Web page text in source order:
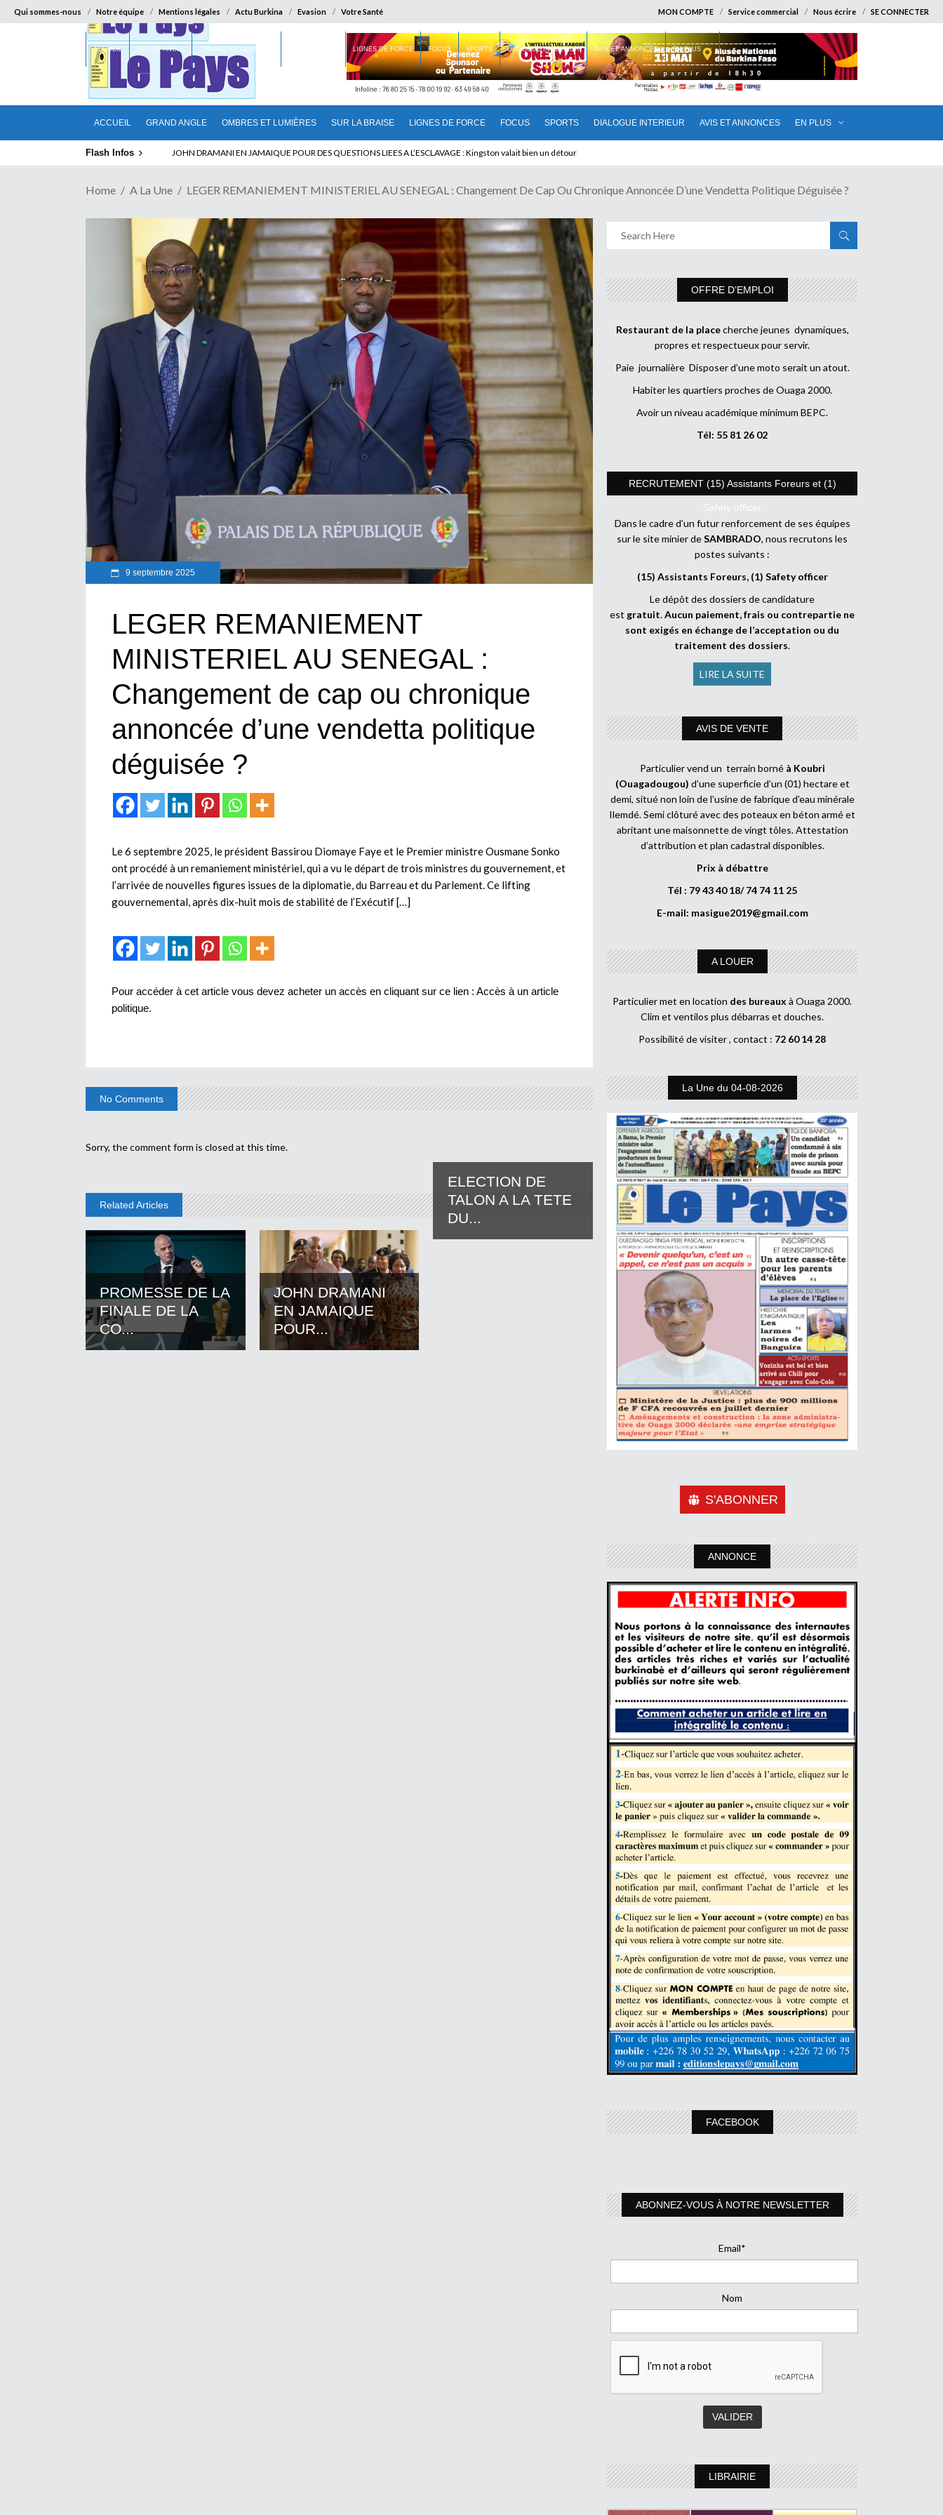
Qui sommes-nous Notre équipe Mentions légales Actu Burkina Evasion Votre Santé MON COMPTE Service commercial Nous écrire SE CONNECTER
ACCUEIL GRAND ANGLE OMBRES ET LUMIÈRES SUR LA BRAISE LIGNES DE FORCE FOCUS SPORTS DIALOGUE INTERIEUR AVIS ET ANNONCES EN PLUS
ACCUEIL GRAND ANGLE OMBRES ET LUMIÈRES LIGNES DE FORCE FOCUS SPORTS DIALOGUE INTERIEUR AVIS ET ANNONCES EN PLUS
Flash Infos ELECTION DE TALON A LA TETE DU SENAT BENINOIS : Quand Patrice quitte le pouvoir sans partir !
Home A La Une LEGER REMANIEMENT MINISTERIEL AU SENEGAL : Changement De Cap Ou Chronique Annoncée D’une Vendetta Politique Déguisée ?
9 septembre 2025
LEGER REMANIEMENT
MINISTERIEL AU SENEGAL :
Changement de cap ou chronique
annoncée d’une vendetta politique
déguisée ?
Le 6 septembre 2025, le président Bassirou Diomaye Faye et le Premier ministre Ousmane Sonko
ont procédé à un remaniement ministériel, qui a vu le départ de trois ministres du gouvernement, et
l’arrivée de nouvelles figures issues de la diplomatie, du Barreau et du Parlement. Ce lifting
gouvernemental, après dix-huit mois de stabilité de l’Exécutif […]
Pour accéder à cet article vous devez acheter un accès en cliquant sur ce lien : Accès à un article
politique.
No Comments
Sorry, the comment form is closed at this time.
Related Articles
PROMESSE DE LA
FINALE DE LA
CO...
JOHN DRAMANI
EN JAMAIQUE
POUR...
ELECTION DE
TALON A LA TETE
DU...
OFFRE D’EMPLOI
Restaurant de la placecherche jeunes dynamiques,
propres et respectueux pour servir.
Paie journalière Disposer d’une moto serait un atout.
Habiter les quartiers proches de Ouaga 2000.
Avoir un niveau académique minimum BEPC.
Tél: 55 81 26 02
RECRUTEMENT (15) Assistants Foreurs et (1)
Safety officer
Dans le cadre d’un futur renforcement de ses équipes
sur le site minier deSAMBRADO, nous recrutons les
postes suivants :
(15) Assistants Foreurs, (1) Safety officer
Le dépôt des dossiers de candidature
est gratuit.Aucun paiement, frais ou contrepartie ne
sont exigés en échange de l’acceptation ou du
traitement des dossiers.
LIRE LA SUITE
AVIS DE VENTE
Particulier vend un terrain borné à Koubri
(Ouagadougou) d’une superficie d’un (01) hectare et
demi, situé non loin de l’usine de fabrique d’eau minérale
Ilemdé. Semi clôturé avec des poteaux en béton armé et
abritant une maisonnette de vingt tôles. Attestation
d’attribution et plan cadastral disponibles.
Prix à débattre
Tél : 79 43 40 18/ 74 74 11 25
E-mail: masigue2019@gmail.com
A LOUER
Particulier met en location des bureaux à Ouaga 2000.
Clim et ventilos plus débarras et douches.
Possibilité de visiter , contact : 72 60 14 28
La Une du 04-08-2026
S'ABONNER
ANNONCE
FACEBOOK
ABONNEZ-VOUS À NOTRE NEWSLETTER
Email*
Nom
LIBRAIRIE